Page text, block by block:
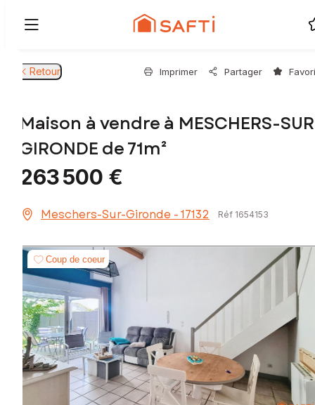
Retour Imprimer Partager
Maison à vendre à MESCHERS-
GIRONDE de 71m²
263 500 €
Meschers-Sur-Gironde - 17132 Réf 1654153
Coup de coeur